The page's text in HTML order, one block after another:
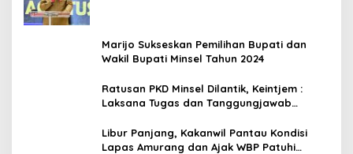
Marijo Sukseskan Pemilihan Bupati dan
Wakil Bupati Minsel Tahun 2024
Ratusan PKD Minsel Dilantik, Keintjem :
Laksana Tugas dan Tanggungjawab
Libur Panjang, Kakanwil Pantau Kondisi
Lapas Amurang dan Ajak WBP Patuhi